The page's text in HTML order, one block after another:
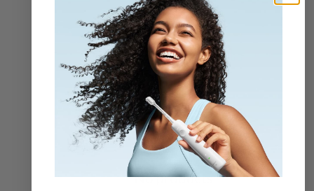
No products